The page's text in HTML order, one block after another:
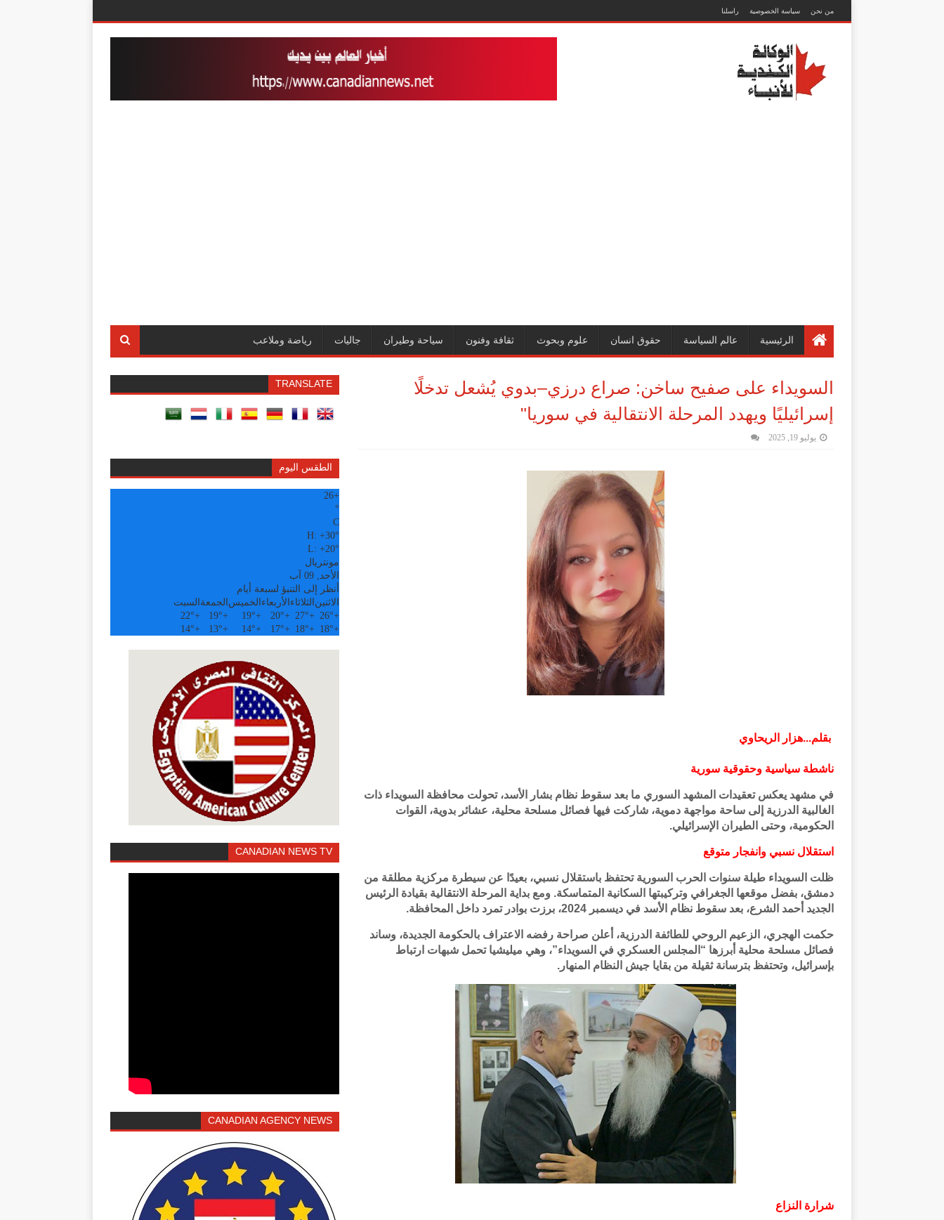
من نحن سياسة الخصوصية راسلنا
الرئيسية عالم السياسة حقوق انسان علوم وبحوث ثقافة وفنون سياحة وطيران جاليات رياضة وملاعب
السويداء على صفيح ساخن: صراع درزي–بدوي يُشعل تدخلًا
إسرائيليًا ويهدد المرحلة الانتقالية في سوريا"
يوليو 19, 2025
بقلم...هزار الريحاوي
ناشطة سياسية وحقوقية سورية
في مشهد يعكس تعقيدات المشهد السوري ما بعد سقوط نظام بشار الأسد، تحولت محافظة السويداء ذات
الغالبية الدرزية إلى ساحة مواجهة دموية، شاركت فيها فصائل مسلحة محلية، عشائر بدوية، القوات
الحكومية، وحتى الطيران الإسرائيلي.
استقلال نسبي وانفجار متوقع
ظلت السويداء طيلة سنوات الحرب السورية تحتفظ باستقلال نسبي، بعيدًا عن سيطرة مركزية مطلقة من
دمشق، بفضل موقعها الجغرافي وتركيبتها السكانية المتماسكة. ومع بداية المرحلة الانتقالية بقيادة الرئيس
الجديد أحمد الشرع، بعد سقوط نظام الأسد في ديسمبر 2024، برزت بوادر تمرد داخل المحافظة.
حكمت الهجري، الزعيم الروحي للطائفة الدرزية، أعلن صراحة رفضه الاعتراف بالحكومة الجديدة، وساند
فصائل مسلحة محلية أبرزها “المجلس العسكري في السويداء”، وهي ميليشيا تحمل شبهات ارتباط
بإسرائيل، وتحتفظ بترسانة ثقيلة من بقايا جيش النظام المنهار.
شرارة النزاع
TRANSLATE
الطقس اليوم
+
26
°
C
H: +30°
L: +20°
مونتريال
الأحد, 09 آب
أنظر إلى التنبؤ لسبعة أيام
الاثنين الثلاثاء الأربعاء الخميس الجمعة السبت
+
26°
+
27°
+
20°
+
19°
+
19°
+
22°
+
18°
+
18°
+
17°
+
14°
+
13°
+
14°
CANADIAN NEWS TV
CANADIAN AGENCY NEWS